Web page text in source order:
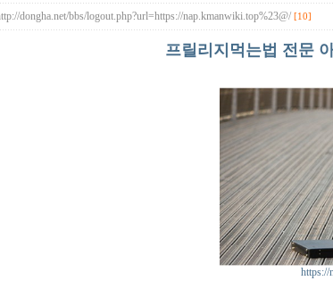
dongha.net/bbs/logout.php?url=https://nap.kmanwiki.top%23@/ [10]
프릴리지먹는법 전문
https://